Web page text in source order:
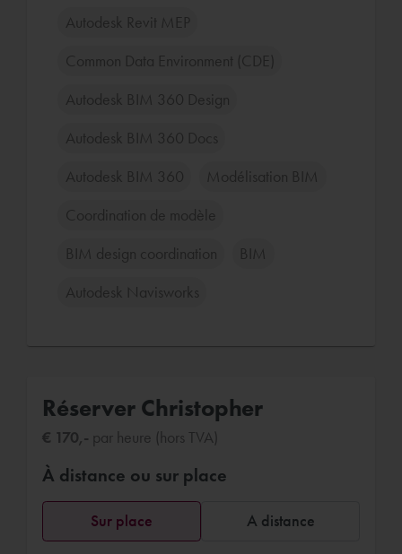
Autodesk Revit MEP
Common Data Environment (CDE)
Autodesk BIM 360 Design
Autodesk BIM 360 Docs
Autodesk BIM 360 Modélisation BIM
Coordination de modèle
BIM design coordination BIM
Autodesk Navisworks
Réserver Christopher
€ 170,- par heure (hors TVA)
À distance ou sur place
Sur place A distance